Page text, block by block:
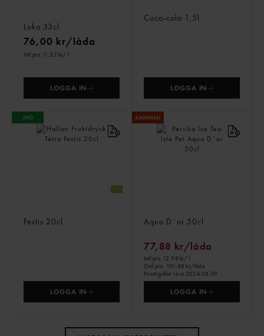
Loka 33cl
76,00 kr/låda
Jmf.pris 11,52 kr/ l
LOGGA IN
Coca-cola 1,5l
LOGGA IN
Festis 20cl
LOGGA IN
Aqua D´or 50cl
77,88 kr/låda
Jmf.pris 12,98 kr/ l
Ord.pris
101,88 kr/låda
Priset gäller t.o.m 2026.08.09
LOGGA IN